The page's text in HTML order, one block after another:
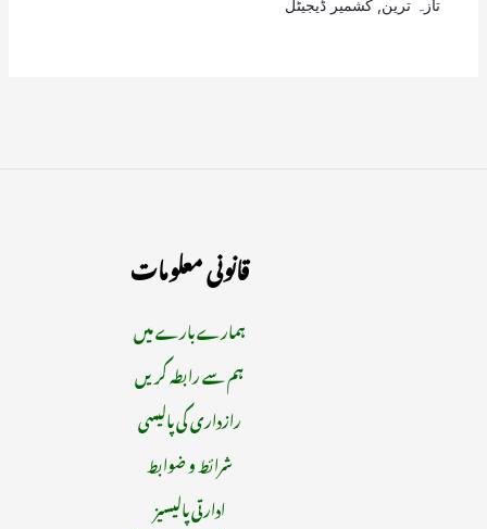
تازہ ترین کشمیر ڈیجیٹل
قانونی معلومات
ہمارے بارے میں
ہم سے رابطہ کریں
رازداری کی پالیسی
شرائط و ضوابط
ادارتی پالیسیز